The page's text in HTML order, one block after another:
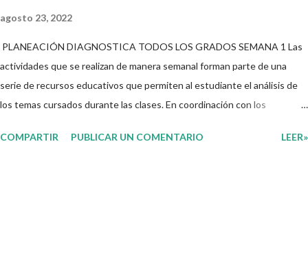
agosto 23, 2022
PLANEACIÓN DIAGNOSTICA TODOS LOS GRADOS SEMANA 1 Las
actividades que se realizan de manera semanal forman parte de una
serie de recursos educativos que permiten al estudiante el análisis de
los temas cursados durante las clases. En coordinación con los
su interés con el material que les compartimos para que así, mediante
COMPARTIR PUBLICAR UN COMENTARIO LEER»